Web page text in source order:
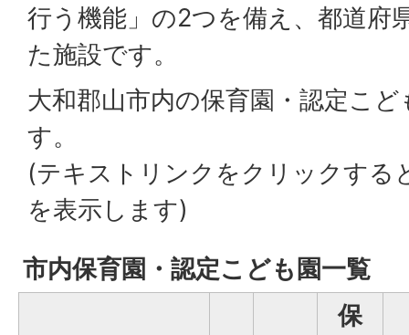
行う機能」の2つを備え、都道府
た施設です。
大和郡山市内の保育園・認定こ
す。
(テキストリンクをクリックする
を表示します)
市内保育園・認定こども園一覧
保